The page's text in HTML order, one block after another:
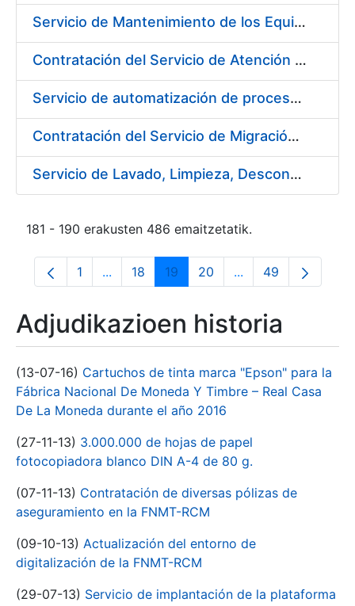
Servicio de Mantenimiento de los Equipos de Transporte de Cargas y Elevación para Fábrica de Papel
Contratación del Servicio de Atención al Público en la Tienda del Museo Casa de la Moneda, de la Fábrica Nacional de Moneda y Timbre-Real Casa de la Moneda
Servicio de automatización de procesos, de la Fábrica Nacional de Moneda y Timbre-Real Casa de la Moneda
Contratación del Servicio de Migración del Sistema ACSFE a Opentext
Servicio de Lavado, Limpieza, Descontaminación y Desinfección de la Ropa de Trabajo del Personal de la FNMT-RCM
181 - 190 erakusten 486 emaitzetatik.
Orrialdea
1 ...Intermediate Pages Use TAB to navigate.
Orrialdea
18 Orrialdea
19 Orrialdea
20 ...Intermediate
Orrialdea
49
Adjudikazioen historia
(13-07-16) Cartuchos de tinta marca "Epson" para la
Fábrica Nacional De Moneda Y Timbre – Real Casa
De La Moneda durante el año 2016
(27-11-13) 3.000.000 de hojas de papel
fotocopiadora blanco DIN A-4 de 80 g.
(07-11-13) Contratación de diversas pólizas de
aseguramiento en la FNMT-RCM
(09-10-13) Actualización del entorno de
digitalización de la FNMT-RCM
(29-07-13) Servicio de implantación de la plataforma